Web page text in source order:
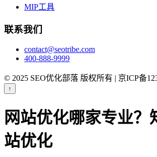
MIP工具
联系我们
contact@seotribe.com
400-888-9999
© 2025 SEO优化部落 版权所有 | 京ICP备
↑
网站优化哪家专业？
站优化